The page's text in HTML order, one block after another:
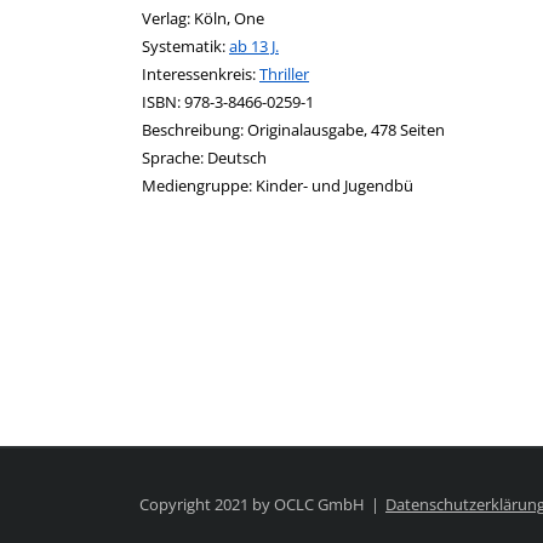
Verlag: Köln, One
opens in new tab
Diesen Link in neuem Tab öffnen
Systematik:Suche nach dieser Systematik
ab 13 J.
Interessenkreis:Suche nach diesem Interessenskreis
Thriller
ISBN:978-3-8466-0259-1
Beschreibung:Originalausgabe, 478 Seiten
Suche nach dieser Beteiligten Person
Sprache: Deutsch
Mediengruppe: Kinder- und Jugendbü
Copyright 2021 by OCLC GmbH